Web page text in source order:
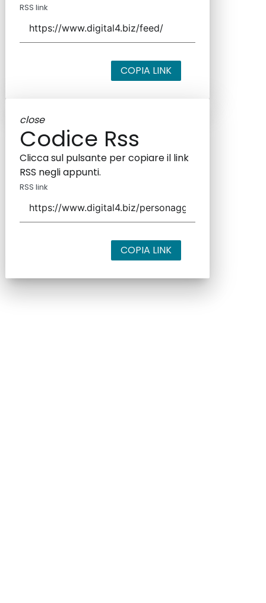
RSS link
COPIA LINK
close
Codice Rss
Clicca sul pulsante per copiare il link
RSS negli appunti.
RSS link
COPIA LINK